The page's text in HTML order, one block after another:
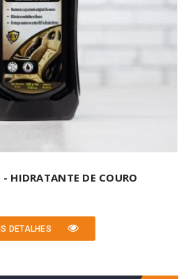
- HIDRATANTE DE COURO
DETALHES